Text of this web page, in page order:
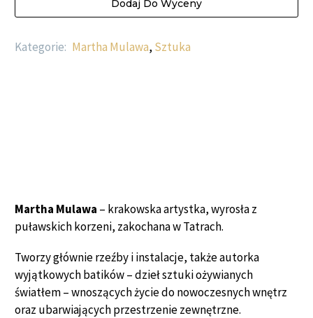
Dodaj Do Wyceny
Kategorie: Martha Mulawa, Sztuka
Martha Mulawa – krakowska artystka, wyrosła z
puławskich korzeni, zakochana w Tatrach.
Tworzy głównie rzeźby i instalacje, także autorka
wyjątkowych batików – dzieł sztuki ożywianych
światłem – wnoszących życie do nowoczesnych wnętrz
oraz ubarwiających przestrzenie zewnętrzne.